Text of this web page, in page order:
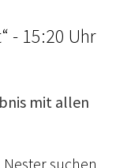
- 15:20 Uhr
mit allen
suchen